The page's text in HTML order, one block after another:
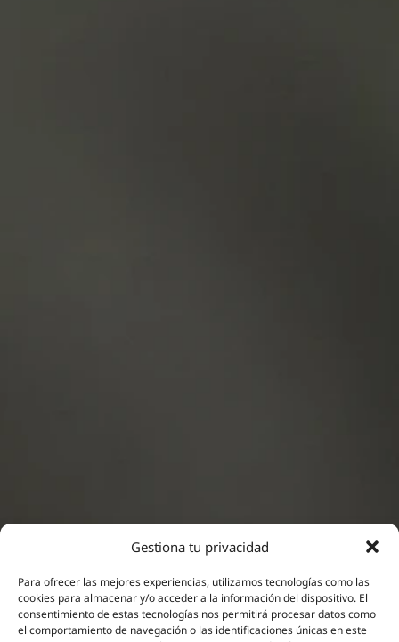
Gestiona tu privacidad
Para ofrecer las mejores experiencias, utilizamos tecnologías como las
cookies para almacenar y/o acceder a la información del dispositivo. El
consentimiento de estas tecnologías nos permitirá procesar datos como
el comportamiento de navegación o las identificaciones únicas en este
Neuromodulación